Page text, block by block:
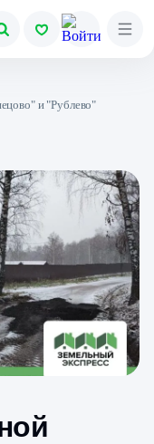
и "Рублево"